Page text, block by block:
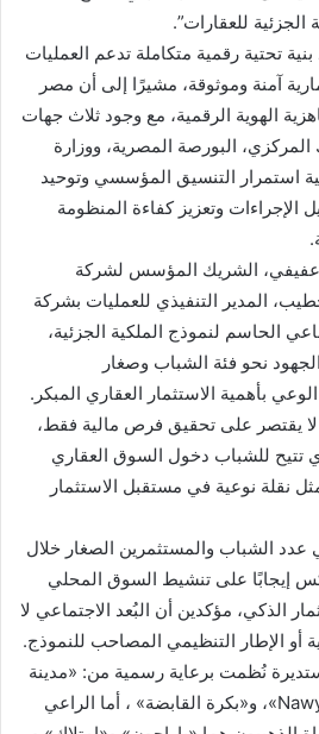
الجزئية للعقارات”.
تحتية رقمية متكاملة تدعم العمليات
آمنة وموثوقة، مشيرًا إلى أن مصر
الهوية الرقمية، مع وجود ثلاث جهات
المركزي، البورصة المصرية، ووزارة
استمرار التنسيق المؤسسي وتوحيد
الإجراءات وتعزيز كفاءة المنظومة
عفيفي، الشريك المؤسس لشركة
المدير التنفيذي للعمليات بشركة
الحاسم لنموذج الملكية الجزئية،
نحو فئة الشباب وصغار
بأهمية الاستثمار العقاري المبكر.
لا يقتصر على تحقيق فرص مالية فقط،
تتيح للشباب دخول السوق العقاري
نقلة نوعية في مستقبل الاستثمار
عدد الشباب والمستثمرين الصغار خلال
إيجابًا على تنشيط السوق المحلي
الذكي، مؤكدين أن البُعد الاجتماعي لا
أو الإطار التنظيمي المصاحب للنموذج.
نُظمت برعاية رسمية من: «مدينة
مصر – Safe » و«Nawy shares»، و«بكرة القابضة» ، أما الراعي